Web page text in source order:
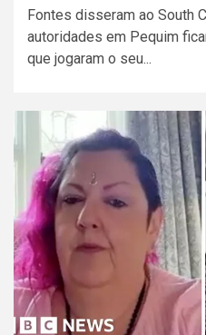
Fontes disseram ao South
autoridades em Pequim
que jogaram o seu...